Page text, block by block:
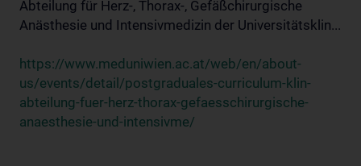
Abteilung für Herz-, Thorax-, Gefäßchirurgische
Anästhesie und Intensivmedizin der Universitätsklin...
https://www.meduniwien.ac.at/web/en/about-
us/events/detail/postgraduales-curriculum-klin-
abteilung-fuer-herz-thorax-gefaesschirurgische-
anaesthesie-und-intensivme/